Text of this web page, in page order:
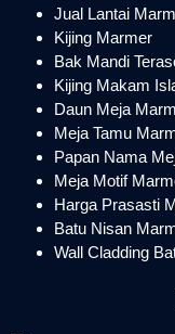
Jual Lantai
Kijing Marmer
Bak Mandi
Kijing Makam
Daun Meja
Meja Tamu
Papan Nama
Meja Motif
Harga Prasasti
Batu Nisan
Wall Cladding